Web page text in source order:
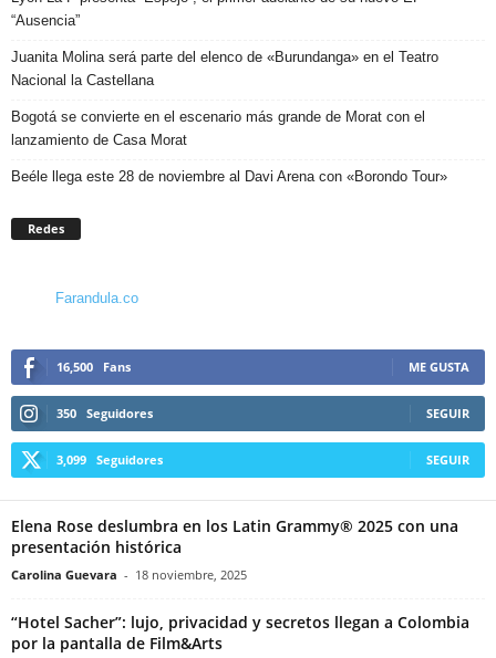
“Ausencia”
Juanita Molina será parte del elenco de «Burundanga» en el Teatro
Nacional la Castellana
Bogotá se convierte en el escenario más grande de Morat con el
lanzamiento de Casa Morat
Beéle llega este 28 de noviembre al Davi Arena con «Borondo Tour»
Redes
Farandula.co
16,500 Fans ME GUSTA
350 Seguidores SEGUIR
3,099 Seguidores SEGUIR
Elena Rose deslumbra en los Latin Grammy® 2025 con una
presentación histórica
Carolina Guevara - 18 noviembre, 2025
“Hotel Sacher”: lujo, privacidad y secretos llegan a Colombia
por la pantalla de Film&Arts